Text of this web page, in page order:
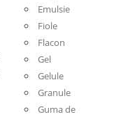
Emulsie
Fiole
Flacon
Gel
Gelule
Granule
Guma de